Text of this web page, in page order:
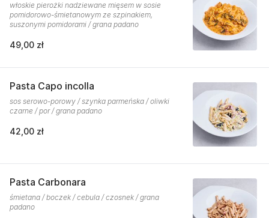
włoskie pierożki nadziewane mięsem w sosie
pomidorowo-śmietanowym ze szpinakiem,
suszonymi pomidorami / grana padano
49,00 zł
Pasta Capo incolla
sos serowo-porowy / szynka parmeńska / oliwki
czarne / por / grana padano
42,00 zł
Pasta Carbonara
śmietana / boczek / cebula / czosnek / grana
padano